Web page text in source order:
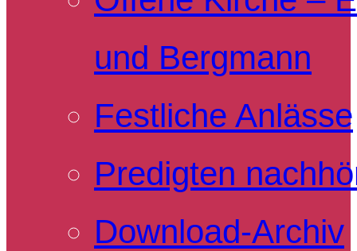
und Bergmann
Festliche Anlässe
Predigten
Download-Archiv